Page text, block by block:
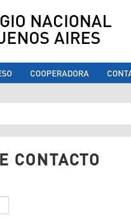
NACIONAL
AIRES
COOPERADORA
aquí
CONTACTO